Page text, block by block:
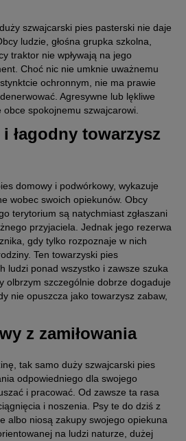
szwajcarski pies pasterski nie daje
ludzie, głośna grupka szkolna,
traktor nie wpływają na jego
Choć nic nie umknie uważnemu
ochronnym, nie ma prawie
Agresywne lub lękliwe
spokojnemu szwajcarowi.
łagodny towarzysz
domowy i podwórkowy, wykazuje
wobec swoich opiekunów. Obcy
terytorium są natychmiast zgłaszani
przyjaciela. Jednak jego rezerwa
gdy tylko rozpoznaje w nich
Ten towarzyski pies
ludzi ponad wszystko i zawsze szuka
olbrzym szczególnie dobrze dogaduje
nie opuszcza jako towarzysz zabaw,
z zamiłowania
tak samo duży szwajcarski pies
odpowiedniego dla swojego
i pracować. Od zawsze ta rasa
i noszenia. Psy te do dziś z
albo niosą zakupy swojego opiekuna
na ludzi naturze, dużej